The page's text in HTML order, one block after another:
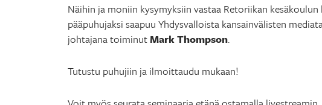
Näihin ja moniin kysymyksiin vastaa Retoriikan
pääpuhujaksi saapuu Yhdysvalloista kansainvälisten
johtajana toiminut Mark Thompson.
Tutustu puhujiin ja ilmoittaudu mukaan!